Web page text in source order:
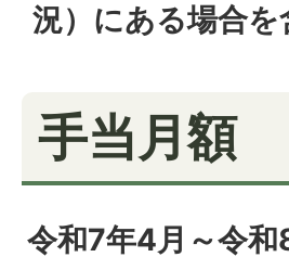
況）にある場合を
手当月額
令和7年4月～令